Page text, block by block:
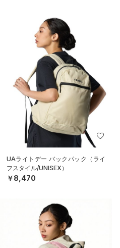
UAライトデー バックパック（ライ
フスタイル/UNISEX）
￥8,470